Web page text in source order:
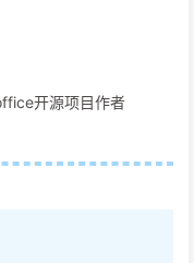
开源项目作者